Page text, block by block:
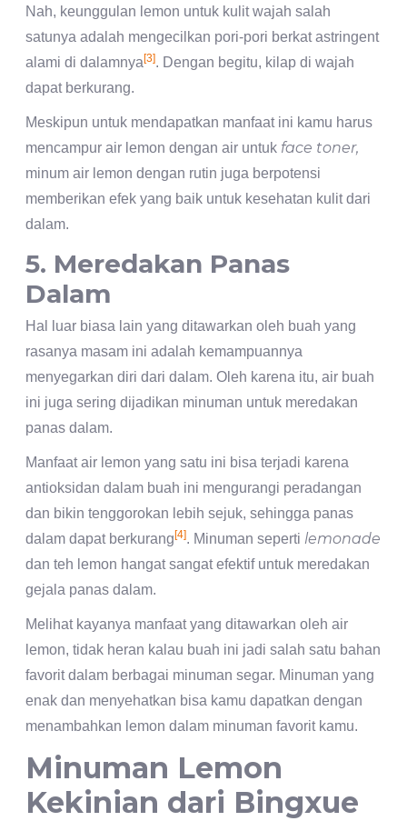
Nah, keunggulan lemon untuk kulit wajah salah
satunya adalah mengecilkan pori-pori berkat astringent
alami di dalamnya[3]. Dengan begitu, kilap di wajah
dapat berkurang.
Meskipun untuk mendapatkan manfaat ini kamu harus
mencampur air lemon dengan air untuk face toner,
minum air lemon dengan rutin juga berpotensi
memberikan efek yang baik untuk kesehatan kulit dari
dalam.
5. Meredakan Panas
Dalam
Hal luar biasa lain yang ditawarkan oleh buah yang
rasanya masam ini adalah kemampuannya
menyegarkan diri dari dalam. Oleh karena itu, air buah
ini juga sering dijadikan minuman untuk meredakan
panas dalam.
Manfaat air lemon yang satu ini bisa terjadi karena
antioksidan dalam buah ini mengurangi peradangan
dan bikin tenggorokan lebih sejuk, sehingga panas
dalam dapat berkurang[4]. Minuman seperti lemonade
dan teh lemon hangat sangat efektif untuk meredakan
gejala panas dalam.
Melihat kayanya manfaat yang ditawarkan oleh air
lemon, tidak heran kalau buah ini jadi salah satu bahan
favorit dalam berbagai minuman segar. Minuman yang
enak dan menyehatkan bisa kamu dapatkan dengan
menambahkan lemon dalam minuman favorit kamu.
Minuman Lemon
Kekinian dari Bingxue